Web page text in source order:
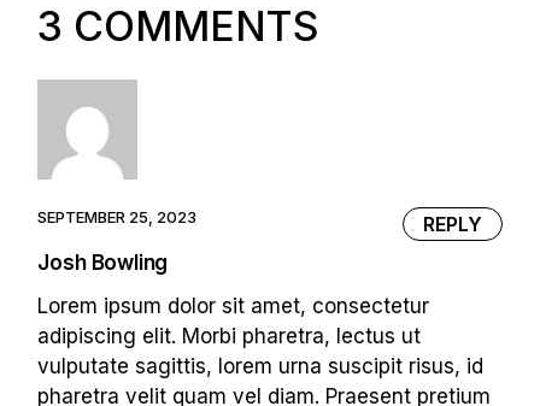
3 COMMENTS
SEPTEMBER 25, 2023
REPLY
Josh Bowling
Lorem ipsum dolor sit amet, consectetur
adipiscing elit. Morbi pharetra, lectus ut
vulputate sagittis, lorem urna suscipit risus, id
pharetra velit quam vel diam. Praesent pretium